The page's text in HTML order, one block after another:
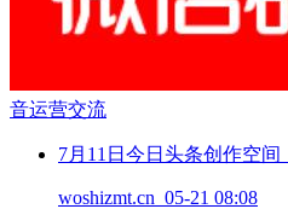
音运营交流
7月11日今日头条创作空
woshizmt.cn 05-21 08:08